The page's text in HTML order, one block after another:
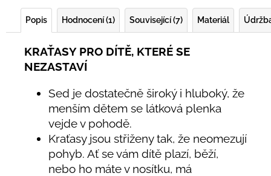
Popis Hodnocení (1) Související (7) Materiál
KRAŤASY PRO DÍTĚ, KTERÉ SE
NEZASTAVÍ
Sed je dostatečně široký i hluboký, že
menším dětem se látková plenka
vejde v pohodě.
Kraťasy jsou střiženy tak, že neomezují
pohyb. Ať se vám dítě plazí, běží,
nebo ho máte v nosítku, má